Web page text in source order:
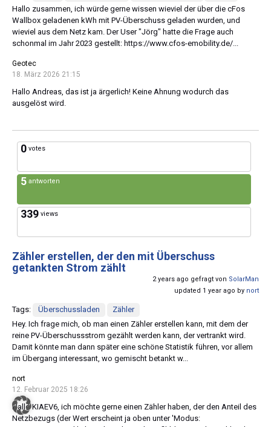
Hallo zusammen, ich würde gerne wissen wieviel der über die cFos
Wallbox geladenen kWh mit PV-Überschuss geladen wurden, und
wieviel aus dem Netz kam. Der User "Jörg" hatte die Frage auch
schonmal im Jahr 2023 gestellt: https://www.cfos-emobility.de/...
Geotec
18. März 2026 21:15
Hallo Andreas, das ist ja ärgerlich! Keine Ahnung wodurch das
ausgelöst wird.
0 votes
5 antworten
339 views
Zähler erstellen, der den mit Überschuss
getankten Strom zählt
2 years ago gefragt von SolarMan
updated 1 year ago by nort
Tags: Überschussladen
Zähler
Hey. Ich frage mich, ob man einen Zähler erstellen kann, mit dem der
reine PV-Überschussstrom gezählt werden kann, der vertrankt wird.
Damit könnte man dann später eine schöne Statistik führen, vor allem
im Übergang interessant, wo gemischt betankt w...
nort
12. Februar 2025 18:26
Hallo KIAEV6, ich möchte gerne einen Zähler haben, der den Anteil des
Netzbezugs (der Wert erscheint ja oben unter 'Modus: